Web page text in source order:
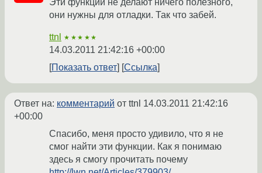
Эти функции не делают ничего полезного,
они нужны для отладки. Так что забей.
ttnl ★★★★★
14.03.2011 21:42:16 +00:00
Показать ответ
Ссылка
Ответ на: комментарий от ttnl 14.03.2011 21:42:16
+00:00
Спасибо, меня просто удивило, что я не
смог найти эти функции. Как я понимаю
здесь я смогу прочитать почему